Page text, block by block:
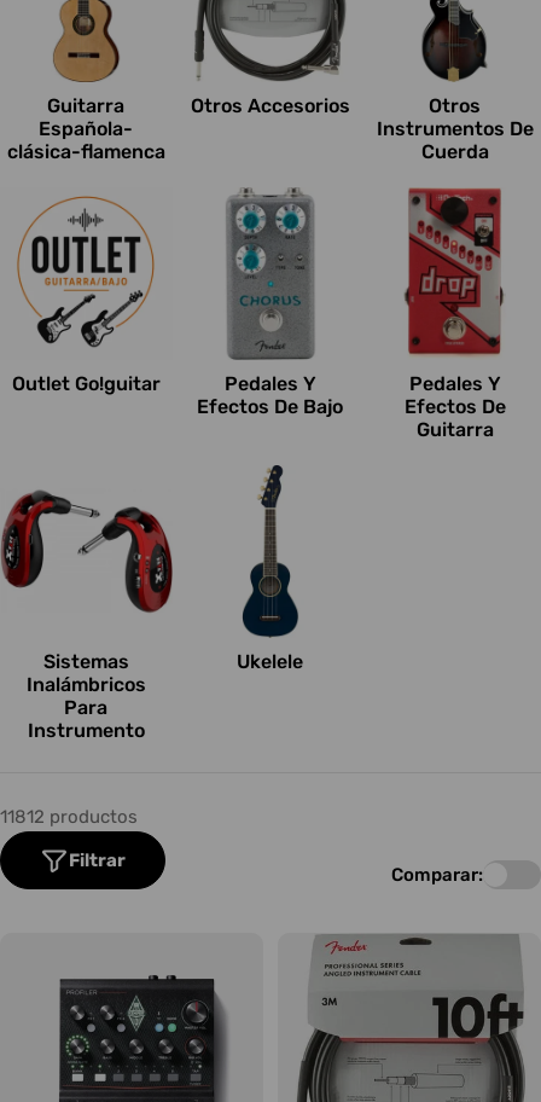
Guitarra
Española-
clásica-flamenca
Otros Accesorios
Otros
Instrumentos De
Cuerda
Outlet Go!guitar
Pedales Y
Efectos De Bajo
Pedales Y
Efectos De
Guitarra
Sistemas
Inalámbricos
Para
Instrumento
Ukelele
11812 productos
Filtrar
Comparar: